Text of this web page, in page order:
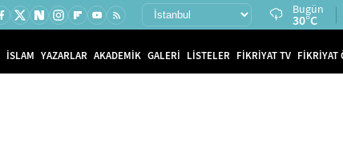
Bugün
30°C
İSLAM YAZARLAR AKADEMİK GALERİ LİSTELER FİKRİYAT TV FİKRİYAT